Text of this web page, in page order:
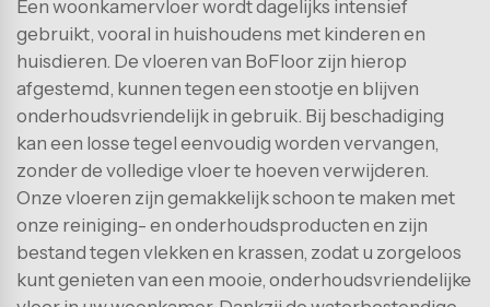
Een woonkamervloer wordt dagelijks intensief
gebruikt, vooral in huishoudens met kinderen en
huisdieren. De vloeren van BoFloor zijn hierop
afgestemd, kunnen tegen een stootje en blijven
onderhoudsvriendelijk in gebruik. Bij beschadiging
kan een losse tegel eenvoudig worden vervangen,
zonder de volledige vloer te hoeven verwijderen.
Onze vloeren zijn gemakkelijk schoon te maken met
onze reiniging- en onderhoudsproducten en zijn
bestand tegen vlekken en krassen, zodat u zorgeloos
kunt genieten van een mooie, onderhoudsvriendelijke